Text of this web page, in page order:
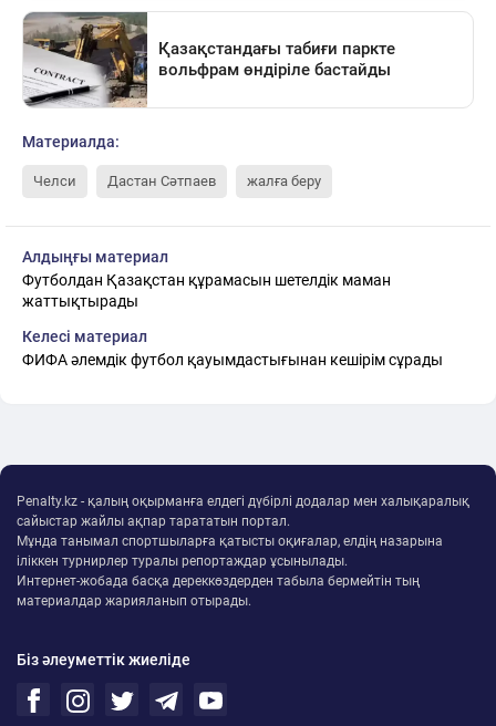
Материалда:
Челси Дастан Сәтпаев жалға беру
Алдыңғы материал
Футболдан Қазақстан құрамасын шетелдік маман
жаттықтырады
Келесі материал
ФИФА әлемдік футбол қауымдастығынан кешірім сұрады
Penalty.kz - қалың оқырманға елдегі дүбірлі додалар мен халықаралық
сайыстар жайлы ақпар тарататын портал.
Мұнда танымал спортшыларға қатысты оқиғалар, елдің назарына
іліккен турнирлер туралы репортаждар ұсынылады.
Интернет-жобада басқа дереккөздерден табыла бермейтін тың
материалдар жарияланып отырады.
Біз әлеуметтік жиеліде